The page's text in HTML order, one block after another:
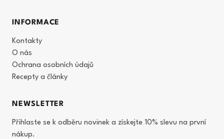
INFORMACE
Kontakty
O nás
Ochrana osobních údajů
Recepty a články
NEWSLETTER
Přihlaste se k odběru novinek a získejte 10% slevu na první
nákup.